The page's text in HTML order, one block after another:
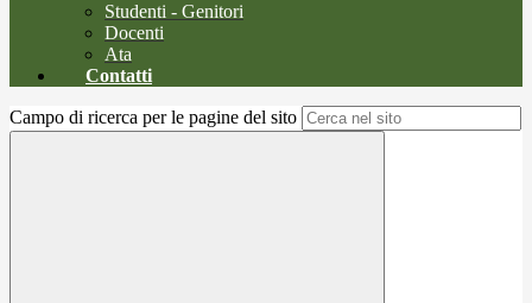
Studenti - Genitori
Docenti
Ata
Contatti
Campo di ricerca per le pagine del sito